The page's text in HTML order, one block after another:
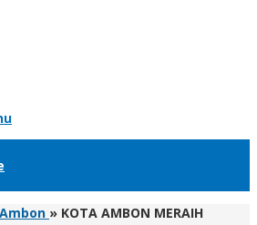
» KOTA AMBON MERAIH